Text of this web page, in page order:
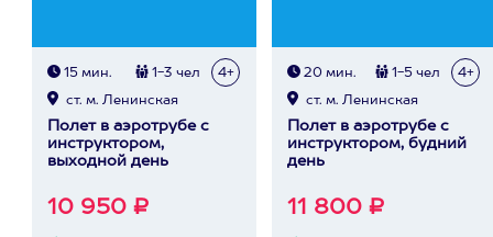
15 мин. 1-3 чел 4+
ст. м. Ленинская
Полет в аэротрубе с
инструктором,
выходной день
10 950 ₽
20 мин. 1-5 чел 4+
ст. м. Ленинская
Полет в аэротрубе с
инструктором, будний
день
11 800 ₽